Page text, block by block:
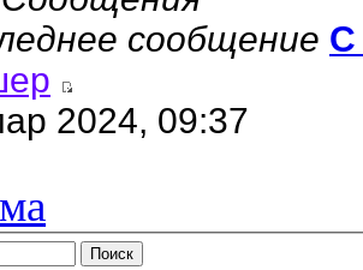
сообщение С
2024, 09:37